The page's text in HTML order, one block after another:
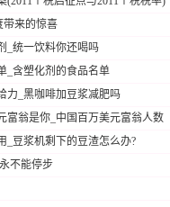
带来的惊喜
_统一饮料你还喝吗
_含塑化剂的食品名单
力_黑咖啡加豆浆减肥吗
富翁是你_中国百万美元富翁人数
_豆浆机剩下的豆渣怎么办?
不能停步